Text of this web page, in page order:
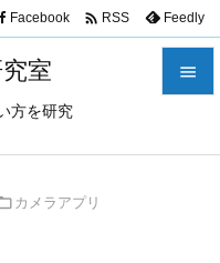
室
方を研究

Facebook  RSS Feedly
カメラアプリ